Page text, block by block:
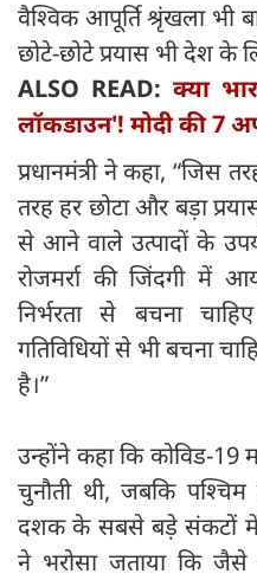
वैश्विक आपूर्ति श्रृंखला भी
छोटे-छोटे प्रयास भी देश के
ALSO READ: क्या
लॉकडाउन'! मोदी की 7
प्रधानमंत्री ने कहा, “जिस
तरह हर छोटा और बड़ा
से आने वाले उत्पादों के
रोजमर्रा की जिंदगी में
निर्भरता से बचना
गतिविधियों से भी बचना
है।”
उन्होंने कहा कि कोविड-19
चुनौती थी, जबकि
दशक के सबसे बड़े संकटों में
ने भरोसा जताया कि जैसे